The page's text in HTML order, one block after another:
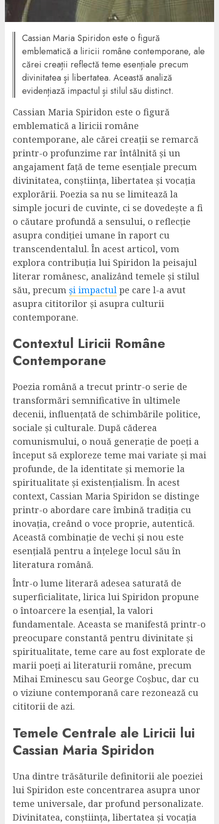
Cassian Maria Spiridon este o figură
emblematică a liricii române contemporane, ale
cărei creații reflectă teme esențiale precum
divinitatea și libertatea. Această analiză
evidențiază impactul și stilul său distinct.
Cassian Maria Spiridon este o figură
emblematică a liricii române
contemporane, ale cărei creații se remarcă
printr-o profunzime rar întâlnită și un
angajament față de teme esențiale precum
divinitatea, conștiința, libertatea și vocația
explorării. Poezia sa nu se limitează la
simple jocuri de cuvinte, ci se dovedește a fi
o căutare profundă a sensului, o reflecție
asupra condiției umane în raport cu
transcendentalul. În acest articol, vom
explora contribuția lui Spiridon la peisajul
literar românesc, analizând temele și stilul
său, precum și impactul pe care l-a avut
asupra cititorilor și asupra culturii
contemporane.
Contextul Liricii Române
Contemporane
Poezia română a trecut printr-o serie de
transformări semnificative în ultimele
decenii, influențată de schimbările politice,
sociale și culturale. După căderea
comunismului, o nouă generație de poeți a
început să exploreze teme mai variate și mai
profunde, de la identitate și memorie la
spiritualitate și existențialism. În acest
context, Cassian Maria Spiridon se distinge
printr-o abordare care îmbină tradiția cu
inovația, creând o voce proprie, autentică.
Această combinație de vechi și nou este
esențială pentru a înțelege locul său în
literatura română.
Într-o lume literară adesea saturată de
superficialitate, lirica lui Spiridon propune
o întoarcere la esențial, la valori
fundamentale. Aceasta se manifestă printr-o
preocupare constantă pentru divinitate și
spiritualitate, teme care au fost explorate de
marii poeți ai literaturii române, precum
Mihai Eminescu sau George Coșbuc, dar cu
o viziune contemporană care rezonează cu
cititorii de azi.
Temele Centrale ale Liricii lui
Cassian Maria Spiridon
Una dintre trăsăturile definitorii ale poeziei
lui Spiridon este concentrarea asupra unor
teme universale, dar profund personalizate.
Divinitatea, conștiința, libertatea și vocația